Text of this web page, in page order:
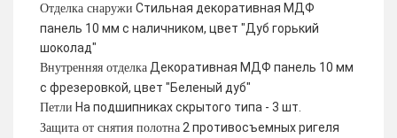
Отделка снаружи Стильная декоративная МДФ
панель 10 мм с наличником, цвет "Дуб горький
шоколад"
Внутренняя отделка Декоративная МДФ панель 10 мм
с фрезеровкой, цвет "Беленый дуб"
Петли На подшипниках скрытого типа - 3 шт.
Защита от снятия полотна 2 противосъемных ригеля